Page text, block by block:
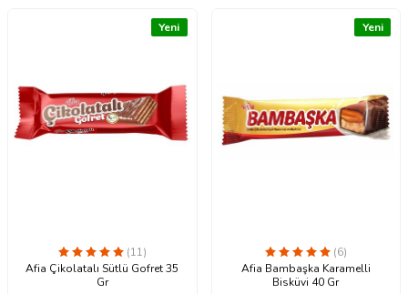
Yeni
(11)
Afia Çikolatalı Sütlü Gofret 35
Gr
Yeni
(6)
Afia Bambaşka Karamelli
Bisküvi 40 Gr